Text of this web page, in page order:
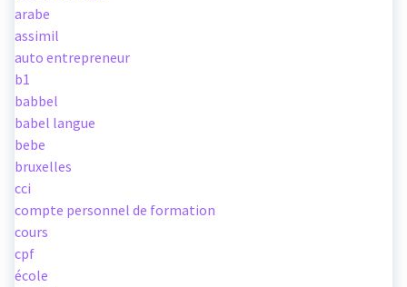
arabe
assimil
auto entrepreneur
b1
babbel
babel langue
bebe
bruxelles
cci
compte personnel de formation
cours
cpf
école